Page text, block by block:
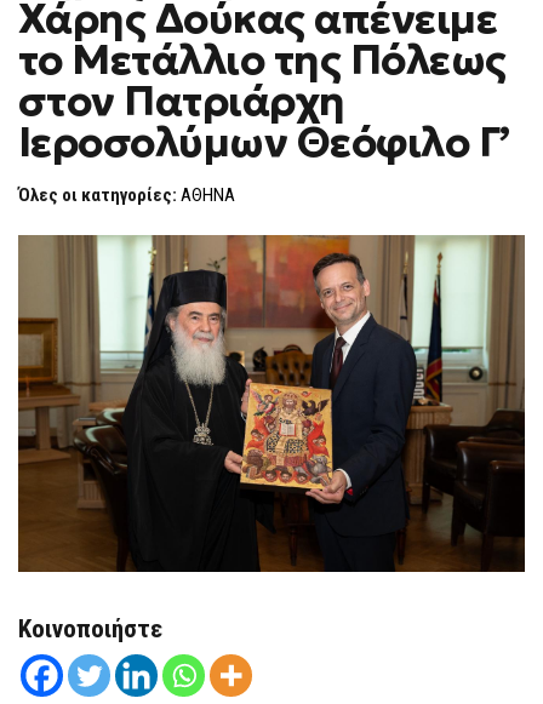
ΧΆΡΗΣ
ΔΟΎΚΑΣ
ΑΠΈΝΕΙΜΕ
ΤΟ
ΜΕΤΆΛΛΙΟ
ΤΗΣ
ΠΌΛΕΩΣ
ΣΤΟΝ
Χάρης Δούκας απένειμε
το Μετάλλιο της Πόλεως
στον Πατριάρχη
Ιεροσολύμων Θεόφιλο Γ’
Όλες οι κατηγορίες: ΑΘΗΝΑ
Κοινοποιήστε